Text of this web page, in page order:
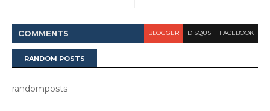
COMMENTS BLOGGER DISQUS FACEBOOK
RANDOM POSTS
randomposts